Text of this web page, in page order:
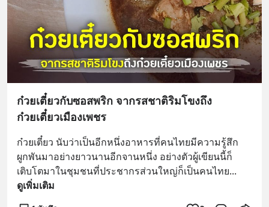
ก๋วยเตี๋ยวกับซอสพริก จากรสชาติริมโขงถึง
ก๋วยเตี๋ยวเมืองเพชร
ก๋วยเตี๋ยว นับว่าเป็นอีกหนึ่งอาหารที่คนไทยมีความรู้สึก
ผูกพันมาอย่างยาวนานอีกจานหนึ่ง อย่างตัวผู้เขียนนี้ก็
เติบโตมาในชุมชนที่ประชากรส่วนใหญ่ก็เป็นคนไทย...
ดูเพิ่มเติม